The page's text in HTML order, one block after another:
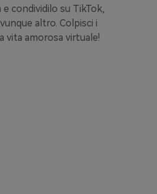
condividilo su TikTok,
altro. Colpisci i
vita amorosa virtuale!